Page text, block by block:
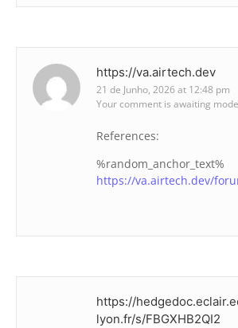
https://va.airtech.dev
21 de Junho, 2026 at 12:48 pm
Your comment is awaiting
References:
%random_anchor_text%
https://va.airtech.dev/
https://
lyon.fr/s/FBGXHB2QI2